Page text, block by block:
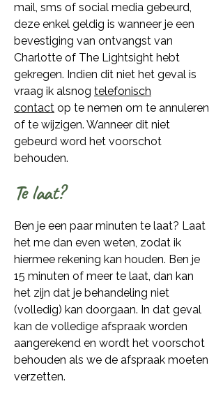
mail, sms of social media gebeurd,
deze enkel geldig is wanneer je een
bevestiging van ontvangst van
Charlotte of The Lightsight hebt
gekregen. Indien dit niet het geval is
vraag ik alsnog telefonisch
contact op te nemen om te annuleren
of te wijzigen. Wanneer dit niet
gebeurd word het voorschot
behouden.
Te laat?
Ben je een paar minuten te laat? Laat
het me dan even weten, zodat ik
hiermee rekening kan houden. Ben je
15 minuten of meer te laat, dan kan
het zijn dat je behandeling niet
(volledig) kan doorgaan. In dat geval
kan de volledige afspraak worden
aangerekend en wordt het voorschot
behouden als we de afspraak moeten
verzetten.